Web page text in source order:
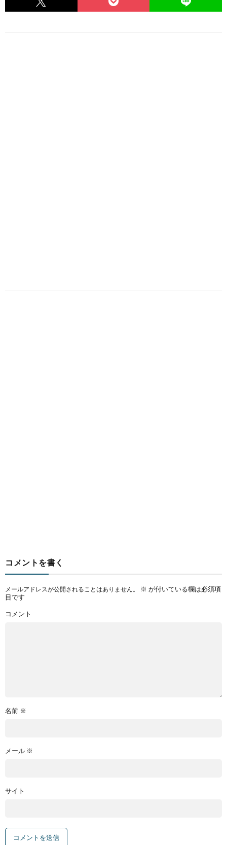
コメントを書く
メールアドレスが公開されることはありません。 ※ が付いている欄は必須項
目です
コメント
名前 ※
メール ※
サイト